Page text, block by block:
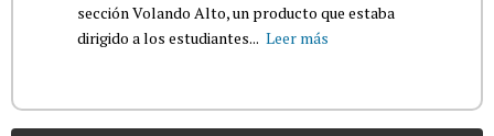
sección Volando Alto, un producto que estaba
dirigido a los estudiantes... Leer más